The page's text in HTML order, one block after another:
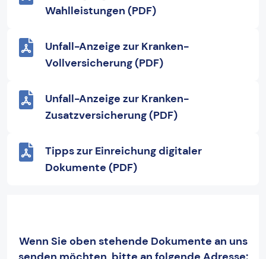
Wahlleistungen (PDF)
Unfall-Anzeige zur Kranken-
Vollversicherung (PDF)
Unfall-Anzeige zur Kranken-
Zusatzversicherung (PDF)
Tipps zur Einreichung digitaler
Dokumente (PDF)
Wenn Sie oben stehende Dokumente an uns